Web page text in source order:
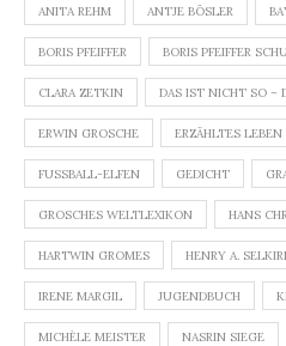
ANITA REHM ANTJE BÖSLER
BORIS PFEIFFER BORIS PFEIFFER
CLARA ZETKIN DAS IST NICHT SO –
ERWIN GROSCHE ERZÄHLTES LEBEN
FUSSBALL-ELFEN GEDICHT
GROSCHES WELTLEXIKON HANS
HARTWIN GROMES HENRY A.
IRENE MARGIL JUGENDBUCH
MICHÈLE MEISTER NASRIN SIEGE